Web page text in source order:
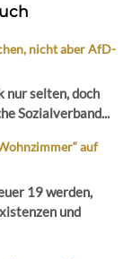
nicht aber AfD-
nur selten, doch
Sozialverband...
auf
19 werden,
und